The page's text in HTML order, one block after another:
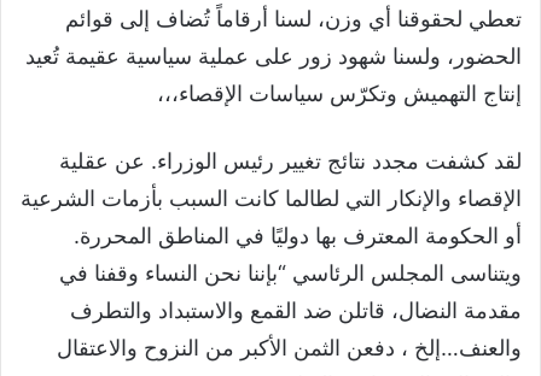
تعطي لحقوقنا أي وزن، لسنا أرقاماً تُضاف إلى قوائم
الحضور، ولسنا شهود زور على عملية سياسية عقيمة تُعيد
إنتاج التهميش وتكرّس سياسات الإقصاء،،،
لقد كشفت مجدد نتائج تغيير رئيس الوزراء. عن عقلية
الإقصاء والإنكار التي لطالما كانت السبب بأزمات الشرعية
أو الحكومة المعترف بها دوليًا في المناطق المحررة.
ويتناسى المجلس الرئاسي “بإننا نحن النساء وقفنا في
مقدمة النضال، قاتلن ضد القمع والاستبداد والتطرف
والعنف…إلخ ، دفعن الثمن الأكبر من النزوح والاعتقال